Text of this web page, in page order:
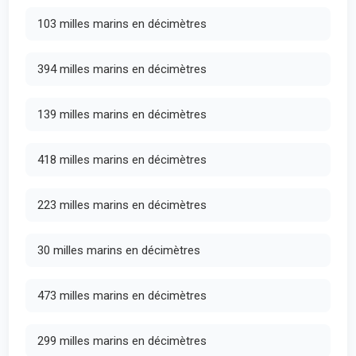
103 milles marins en décimètres
394 milles marins en décimètres
139 milles marins en décimètres
418 milles marins en décimètres
223 milles marins en décimètres
30 milles marins en décimètres
473 milles marins en décimètres
299 milles marins en décimètres